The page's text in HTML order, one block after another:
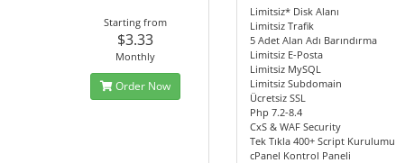
Starting from
$3.33
Monthly
Order Now
Limitsiz* Disk Alanı
Limitsiz Trafik
5 Adet Alan Adı Barındırma
Limitsiz E-Posta
Limitsiz MySQL
Limitsiz Subdomain
Ücretsiz SSL
Php 7.2-8.4
CxS & WAF Security
Tek Tıkla 400+ Script Kurulumu
cPanel Kontrol Paneli